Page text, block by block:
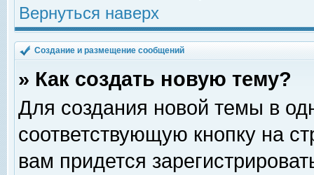
Вернуться наверх
Создание и размещение сообщений
» Как создать новую тему?
Для создания новой темы в
соответствующую кнопку на
вам придется